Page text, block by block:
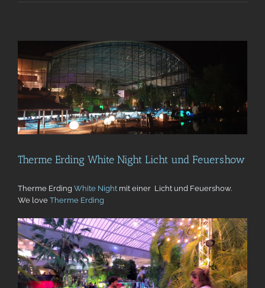
Therme Erding White Night Licht und Feuershow
Therme Erding White Night mit einer Licht und Feuershow.
We love Therme Erding